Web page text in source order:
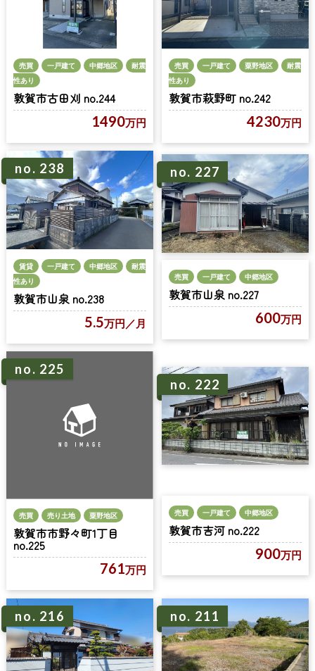
売買 一戸建て 中郷地区
耐震
性あり
敦賀市古田刈 no.244
1490万円
売買 一戸建て 粟野地区
耐震
性あり
敦賀市萩野町 no.242
4230万円
no. 238
賃貸 一戸建て 中郷地区
耐震
性あり
敦賀市山泉 no.238
5.5万円 ／月
no. 227
売買 一戸建て 中郷地区
敦賀市山泉 no.227
600万円
no. 225
売買 売り土地 粟野地区
敦賀市市野々町1丁目
no.225
761万円
no. 222
売買 一戸建て 中郷地区
敦賀市吉河 no.222
900万円
no. 216 no. 211